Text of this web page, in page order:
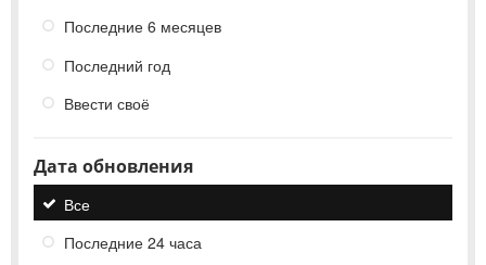
Последние 6 месяцев
Последний год
Ввести своё
Дата обновления
Все
Последние 24 часа